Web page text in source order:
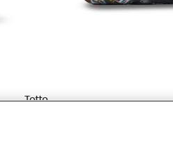
Totto